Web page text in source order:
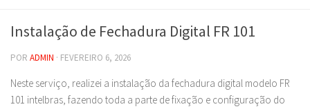
Instalação de Fechadura Digital FR 101
POR ADMIN · FEVEREIRO 6, 2026
Neste serviço, realizei a instalação da fechadura digital modelo FR
101 intelbras, fazendo toda a parte de fixação e configuração do